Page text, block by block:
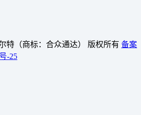
特（商标：合众通达） 版权所有 备案
-25